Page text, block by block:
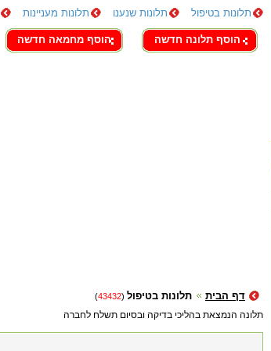
תלונות בטיפול תלונות שנענו תלונות מעניינות
צור קשר
הוסף תלונה חדשה הוסף מחמאה חדשה
תלונות בטיפול (
43432
) דף הבית
תלונה הנמצאת בהליכי בדיקה ובסיום תשלח לחברה